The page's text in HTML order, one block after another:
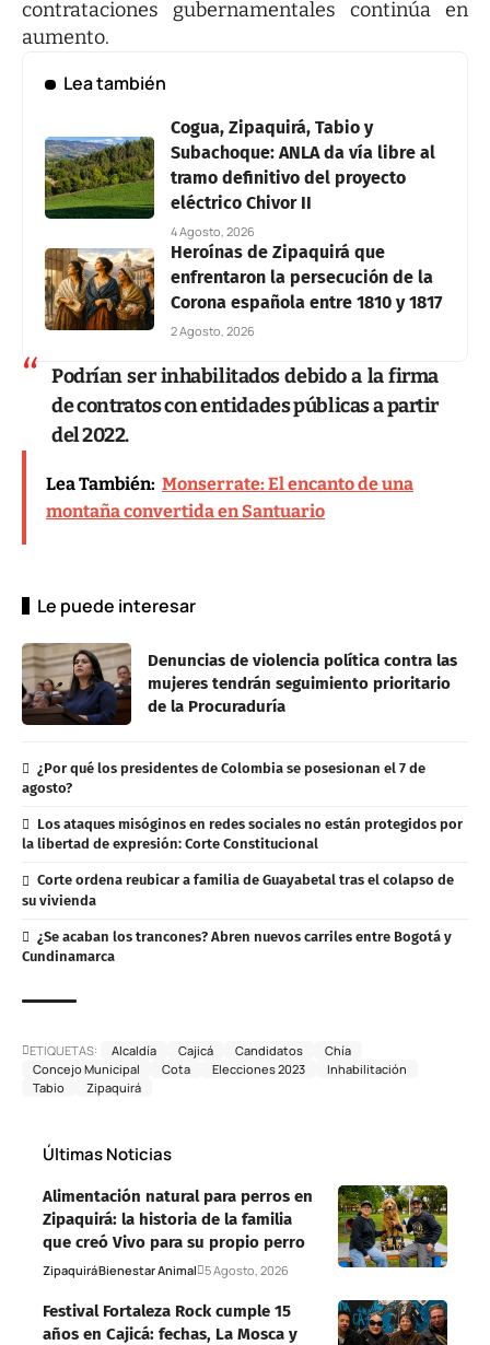
contrataciones gubernamentales continúa en
aumento.
Lea también
Cogua, Zipaquirá, Tabio y
Subachoque: ANLA da vía libre al
tramo definitivo del proyecto
eléctrico Chivor II
4 Agosto, 2026
Heroínas de Zipaquirá que
enfrentaron la persecución de la
Corona española entre 1810 y 1817
2 Agosto, 2026
Podrían ser inhabilitados debido a la firma
de contratos con entidades públicas a partir
del 2022.
Lea También: Monserrate: El encanto de una
montaña convertida en Santuario
Le puede interesar
Denuncias de violencia política contra las
mujeres tendrán seguimiento prioritario
de la Procuraduría
¿Por qué los presidentes de Colombia se posesionan el 7 de
agosto?
Los ataques misóginos en redes sociales no están protegidos por
la libertad de expresión: Corte Constitucional
Corte ordena reubicar a familia de Guayabetal tras el colapso de
su vivienda
¿Se acaban los trancones? Abren nuevos carriles entre Bogotá y
Cundinamarca
ETIQUETAS: Alcaldía Cajicá Candidatos
Chía
Concejo Municipal
Cota Elecciones 2023
Inhabilitación
Tabio
Zipaquirá
Últimas Noticias
Alimentación natural para perros en
Zipaquirá: la historia de la familia
que creó Vivo para su propio perro
ZipaquiráBienestar Animal 5 Agosto, 2026
Festival Fortaleza Rock cumple 15
años en Cajicá: fechas, La Mosca y